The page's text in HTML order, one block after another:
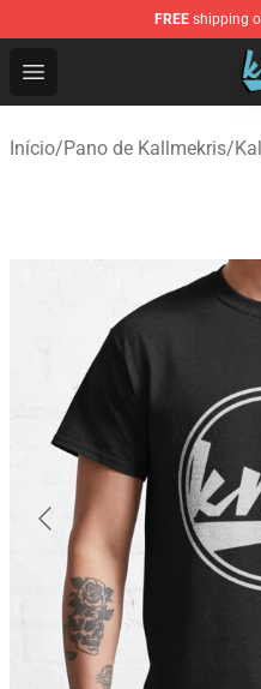
FREE shipping
Open menu
KallMeKris Store -
Início/Pano de Kallmekris/